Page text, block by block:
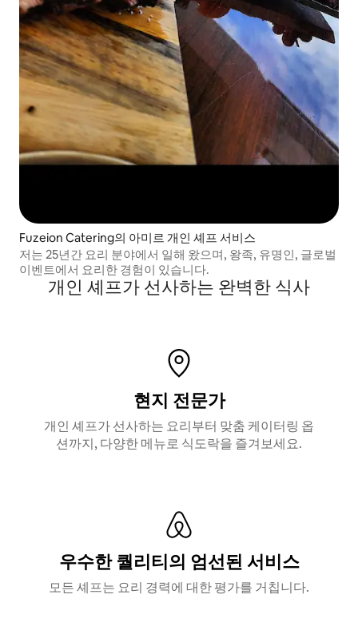
Fuzeion Catering의 아미르 개인 셰프 서비스
저는 25년간 요리 분야에서 일해 왔으며, 왕족, 유명인, 글로벌
이벤트에서 요리한 경험이 있습니다.
개인 셰프가 선사하는 완벽한 식사
현지 전문가
개인 셰프가 선사하는 요리부터 맞춤 케이터링 옵
션까지, 다양한 메뉴로 식도락을 즐겨보세요.
우수한 퀄리티의 엄선된 서비스
모든 셰프는 요리 경력에 대한 평가를 거칩니다.